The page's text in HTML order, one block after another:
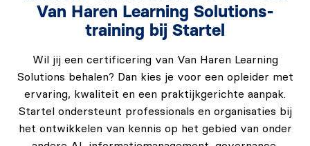
Van Haren Learning Solutions-
training bij Startel
Wil jij een certificering van Van Haren Learning
Solutions behalen? Dan kies je voor een opleider met
ervaring, kwaliteit en een praktijkgerichte aanpak.
Startel ondersteunt professionals en organisaties bij
het ontwikkelen van kennis op het gebied van onder